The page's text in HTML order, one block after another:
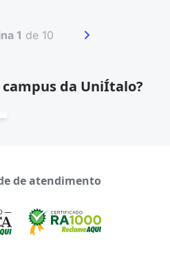
1 de 10
da UniÍtalo?
de atendimento